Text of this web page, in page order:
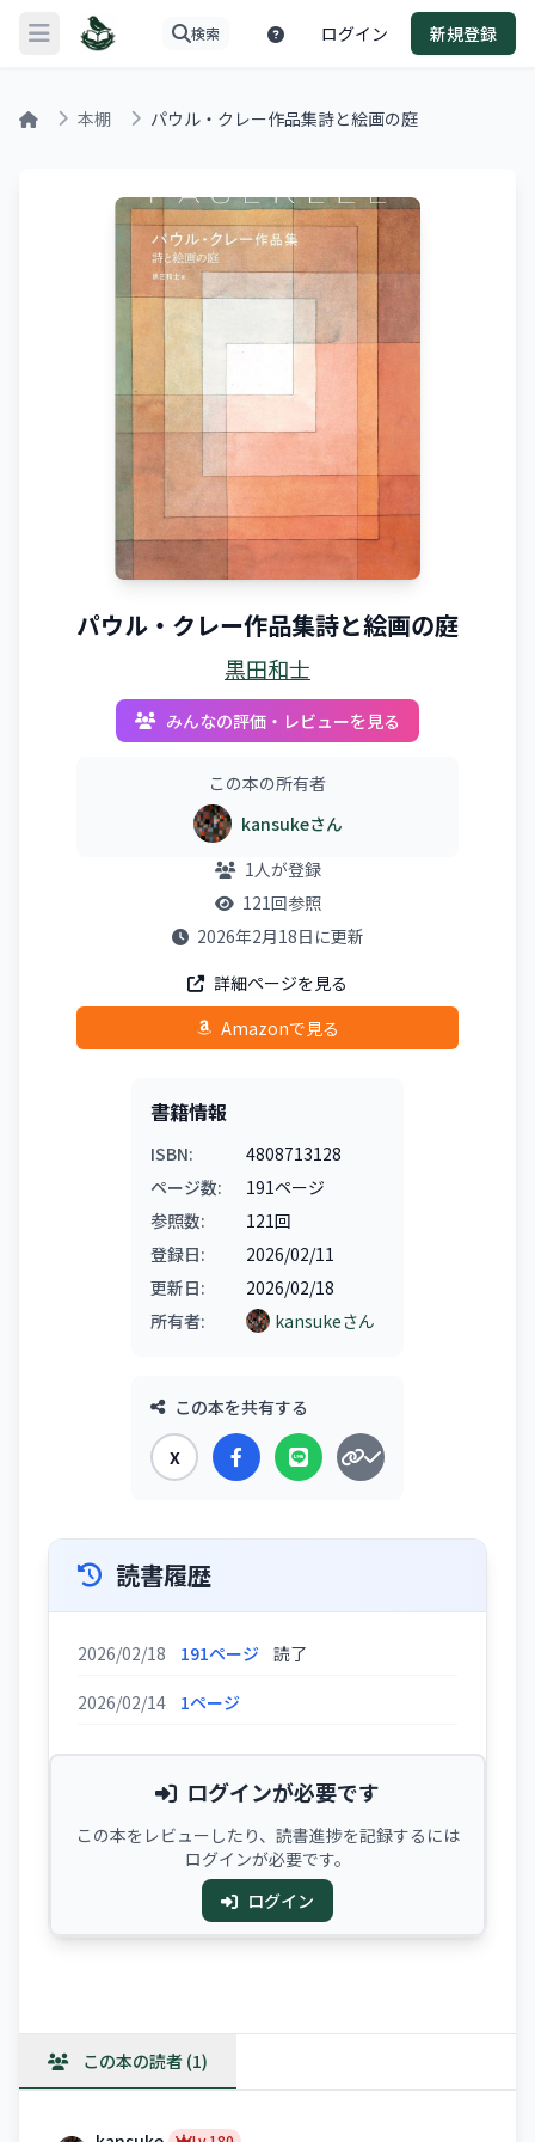
メニューを開く 検索 ログイン 新規登録
本棚 パウル・クレー作品集詩と絵画の庭
パウル・クレー作品集詩と絵画の庭
黒田和士
みんなの評価・レビューを見る
この本の所有者
kansukeさん
1人が登録
121回参照
2026年2月18日に更新
詳細ページを見る
Amazonで見る
書籍情報
ISBN:
4808713128
ページ数:
191ページ
参照数:
121回
登録日:
2026/02/11
更新日:
2026/02/18
所有者:
kansukeさん
この本を共有する
X
読書履歴
2026/02/18 191ページ 読了
2026/02/14 1ページ
ログインが必要です
この本をレビューしたり、読書進捗を記録するには
ログインが必要です。
ログイン
この本の読者 (1)